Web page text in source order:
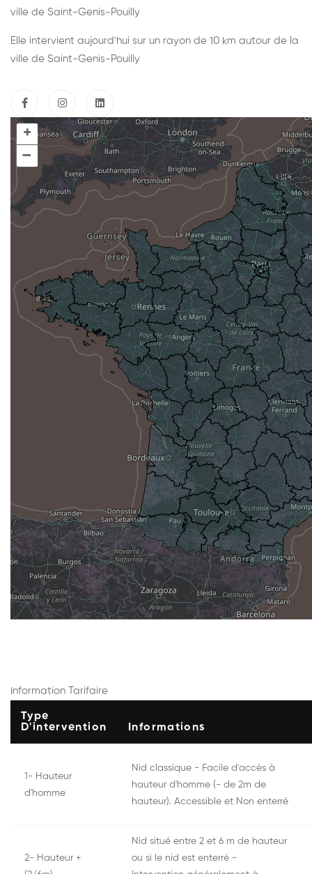
ville de Saint-Genis-Pouilly
Elle intervient aujourd'hui sur un rayon de 10 km autour de la
ville de Saint-Genis-Pouilly
+
–
Information Tarifaire
Type
D'intervention
Informations
1- Hauteur
d'homme
Nid classique - Facile d'accès à
hauteur d'homme (- de 2m de
hauteur). Accessible et Non enterré
2- Hauteur +
Nid situé entre 2 et 6 m de hauteur
ou si le nid est enterré -